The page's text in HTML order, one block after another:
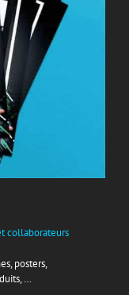
collaborateurs
posters,
…